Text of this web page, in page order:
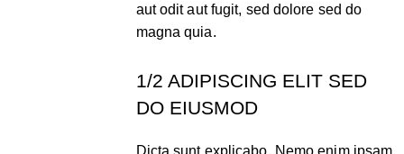
aut odit aut fugit, sed dolore sed do
magna quia.
1/2 ADIPISCING ELIT SED
DO EIUSMOD